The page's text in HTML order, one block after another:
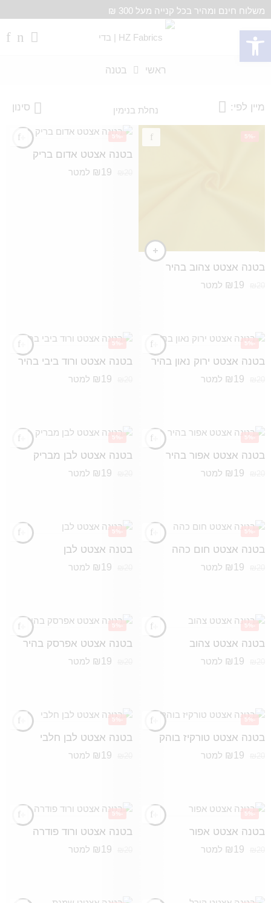
פתח סרגל נגישות
משלוח חינם ומהיר בכל קנייה מעל 300 ₪
ראשי בטנה
סינון מיין לפי:
-5%
בטנה אצטט צהוב בהיר
₪ 19 למטר
-5%
בטנה אצטט אדום בריק
₪ 19 למטר
-5%
בטנה אצטט ירוק נאון בהיר
₪ 19 למטר
-5%
בטנה אצטט ורוד ביבי בהיר
₪ 19 למטר
-5%
בטנה אצטט אפור בהיר
₪ 19 למטר
-5%
בטנה אצטט לבן מבריק
₪ 19 למטר
-5%
בטנה אצטט חום כהה
₪ 19 למטר
-5%
בטנה אצטט לבן
₪ 19 למטר
-5%
בטנה אצטט צהוב
₪ 19 למטר
-5%
בטנה אצטט אפרסק בהיר
₪ 19 למטר
-5%
בטנה אצטט טורקיז בוהק
₪ 19 למטר
-5%
בטנה אצטט לבן חלבי
₪ 19 למטר
-5%
בטנה אצטט אפור
₪ 19 למטר
-5%
בטנה אצטט ורוד פודרה
₪ 19 למטר